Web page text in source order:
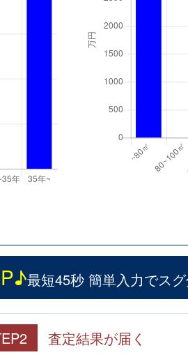
最短45秒 簡単入力でスグ
査定結果が届く